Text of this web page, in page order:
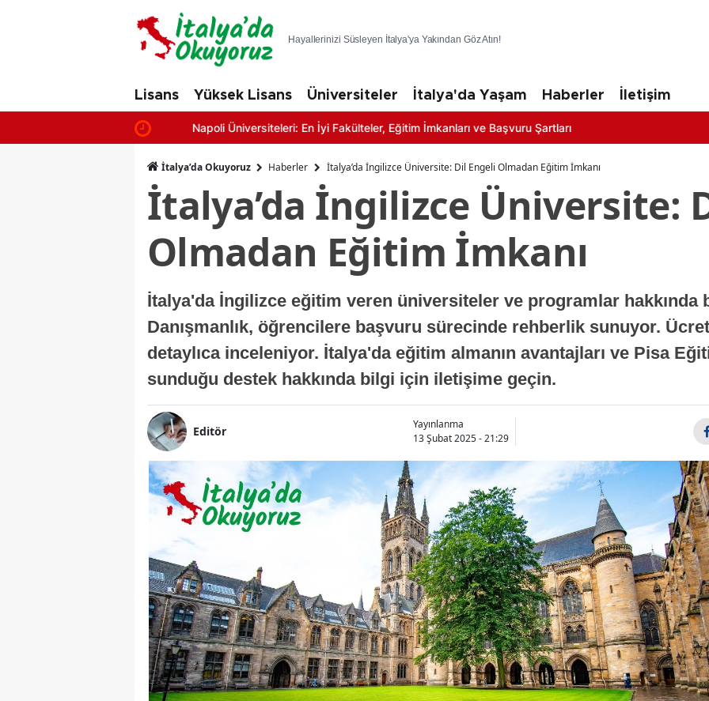
Hayallerinizi Süsleyen İtalya'ya Yakından Göz Atın!
Lisans Yüksek Lisans Üniversiteler İtalya'da Yaşam Haberler İletişim
Napoli Üniversiteleri: En İyi Fakülteler, Eğitim İmkanları ve Başvuru Şartları
İtalya’da Okuyoruz Haberler İtalya’da İngilizce Üniversite: Dil Engeli Olmadan Eğitim İmkanı
İtalya’da İngilizce Üniversite:
Olmadan Eğitim İmkanı
İtalya'da İngilizce eğitim veren üniversiteler ve programlar hakkında
Danışmanlık, öğrencilere başvuru sürecinde rehberlik sunuyor.
detaylıca inceleniyor. İtalya'da eğitim almanın avantajları ve Pisa
sunduğu destek hakkında bilgi için iletişime geçin.
Editör
Yayınlanma
13 Şubat 2025 - 21:29